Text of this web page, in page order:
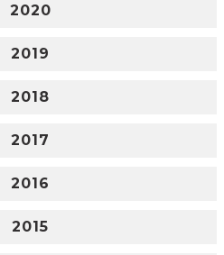
2020
2019
2018
2017
2016
2015